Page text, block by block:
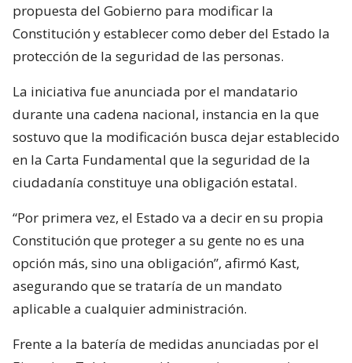
propuesta del Gobierno para modificar la
Constitución y establecer como deber del Estado la
protección de la seguridad de las personas.
La iniciativa fue anunciada por el mandatario
durante una cadena nacional, instancia en la que
sostuvo que la modificación busca dejar establecido
en la Carta Fundamental que la seguridad de la
ciudadanía constituye una obligación estatal.
“Por primera vez, el Estado va a decir en su propia
Constitución que proteger a su gente no es una
opción más, sino una obligación”, afirmó Kast,
asegurando que se trataría de un mandato
aplicable a cualquier administración.
Frente a la batería de medidas anunciadas por el